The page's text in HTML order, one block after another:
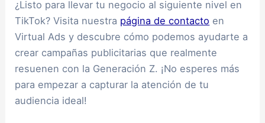
¿Listo para llevar tu negocio al siguiente nivel en
TikTok? Visita nuestra página de contacto en
Virtual Ads y descubre cómo podemos ayudarte a
crear campañas publicitarias que realmente
resuenen con la Generación Z. ¡No esperes más
para empezar a capturar la atención de tu
audiencia ideal!